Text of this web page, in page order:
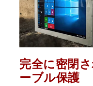
完全に密閉
ーブル保護